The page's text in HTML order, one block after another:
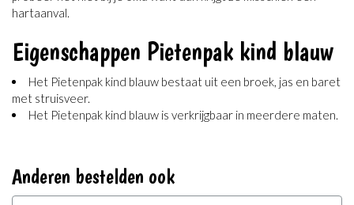
hartaanval.
Eigenschappen Pietenpak kind blauw
Het Pietenpak kind blauw bestaat uit een broek, jas en baret
met struisveer.
Het Pietenpak kind blauw is verkrijgbaar in meerdere maten.
Anderen bestelden ook